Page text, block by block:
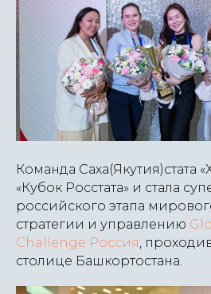
Команда Саха(Якутия)стата
«Кубок Росстата» и стала
российского этапа
стратегии и управлению
Challenge Россия,
столице Башкортостана.